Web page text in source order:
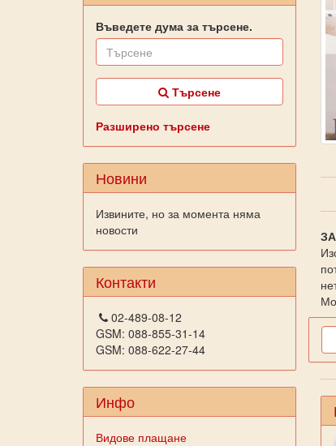
Въведете дума за търсене.
Търсене
Разширено търсене
Новини
Извините, но за момента няма
новости
Контакти
02-489-08-12
GSM: 088-855-31-14
GSM: 088-622-27-44
Инфо
Видове плащане